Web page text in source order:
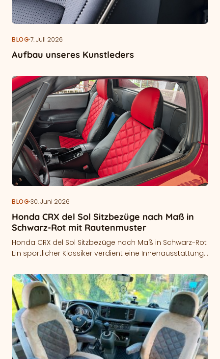
BLOG·7. Juli 2026
Aufbau unseres Kunstleders
BLOG·30. Juni 2026
Honda CRX del Sol Sitzbezüge nach Maß in
Schwarz-Rot mit Rautenmuster
Honda CRX del Sol Sitzbezüge nach Maß in Schwarz-Rot
Ein sportlicher Klassiker verdient eine Innenausstattung,